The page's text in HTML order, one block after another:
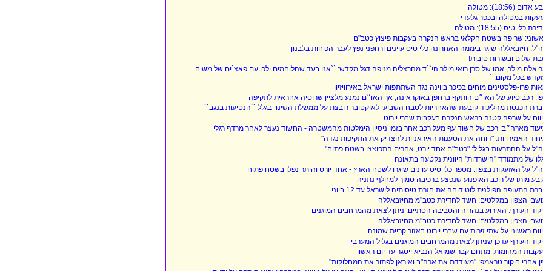
אדום (18:56): מטולה
במטולה ובכפר גלעדי
כלי טיס (18:55): מטולה
שריפה בשטח חקלאי בראש הנקרה בעקבות פיצוץ כטב"ם
חיזבאללה שיגר ביממה האחרונה כלי טיס עוינים ורחפני נפץ לעבר הכוחות בלבנון
שלום ובשורות טובות!
מילר, אמו של סרן רואי מילר הי``ד מהרצליה מניפה דגל מקדש: ``אני בעד שהלוחמים ילכו עם פאצ`ים של משיח
בכל מקום.``
פרו-פלסטינים מוחים בכיכר בווינה נגד השתתפות ישראל באירוויזיון
רכב סיוע של האו״ם הותקף ברחפן באוקראינה, אך האו״ם נמנע מלציין שרוסיה אחראית לתקיפה
הכנסת מהליכוד קובעת שהאחריות לטבח השביעי לאוקטובר רובצת על ממשלת השינוי בגלל ``הנטיעות בנגב``
על שרפה קטנה בראש הנקרה בעקבות שברי יירוט
מארה״ב: רכב של חשוד עף מעל רכב אחר בזמן ניסיון הימלטות מהמשטרה - החשוד נעצר לאחר מרדף רגלי
האמירויות: "דוחה את הטענות האיראניות להצדיק את התקיפות נגדה"
על ההתרעות בגליל: "כטב"ם אחד יורט, אחרים התפוצצו בשטח פתוח"
של מתמודד "הישרדות" היוונית נקטעה בתאונה
על האזעקות בצפון: מספר כלי טיס עוינים שוגרו לשטח הארץ - אחד יורט והיתר נפלו בשטח פתוח
מותו של רוכב האופנוע שנפצע ברכיבה סמוך למחלף נתניה
התעופה הפולנית לוט דוחה את חזרת טיסותיה לישראל עד 12 ביוני
הצפון במקלטים: חשד לחדירת כטב"מ מחיזבאללה
העורף: האירוע בנהריה והסביבה הסתיים. ניתן לצאת מהמרחבים המוגנים
הצפון במקלטים: חשד לחדירת כטב"מ מחיזבאללה
ראשוני על שתי זירות עם שברי יירוט באזור קריית שמונה
העורף עדכן שניתן לצאת מהמרחבים המוגנים בגליל המערבי
המהומות: מתחם קבר שמואל הנביא ייסגר עד יום ראשון
אחרי ביקור טראמפ: "מעודדת את ארה"ב ואיראן לפתור את המחלוקות"